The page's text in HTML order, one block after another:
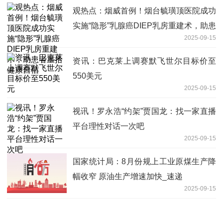
观热点：烟威首例！烟台毓璜顶医院成功
实施“隐形”乳腺癌DIEP乳房重建术，助患
2025-09-15
资讯：巴克莱上调赛默飞世尔目标价至
550美元
2025-09-15
视讯！罗永浩“约架”贾国龙：找一家直播
平台理性对话一次吧
2025-09-15
国家统计局：8月份规上工业原煤生产降
幅收窄 原油生产增速加快_速递
2025-09-15